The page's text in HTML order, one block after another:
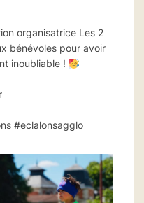
organisatrice Les 2
bénévoles pour avoir
inoubliable !
#eclalonsagglo